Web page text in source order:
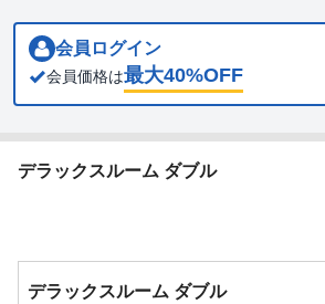
会員ログイン
会員価格は最大40%OFF
デラックスルーム ダブル
デラックスルーム ダブル